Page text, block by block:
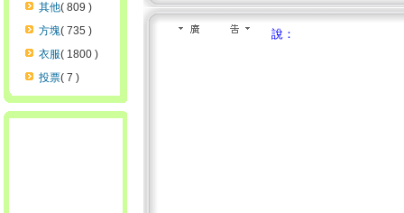
其他( 809 )
方塊( 735 )
衣服( 1800 )
投票( 7 )
說：